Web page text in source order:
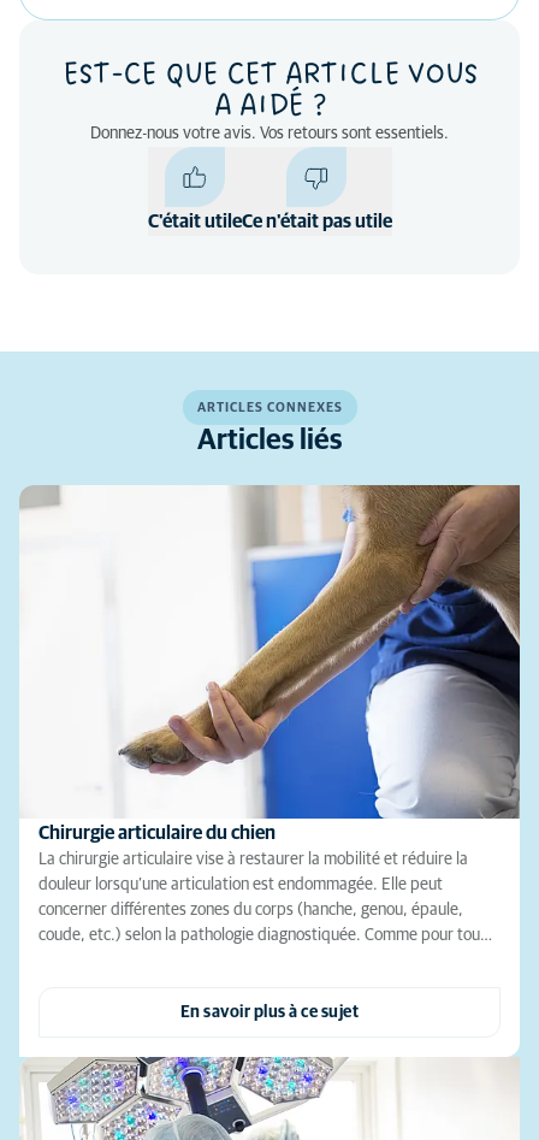
EST-CE QUE CET ARTICLE VOUS
A AIDÉ ?
Donnez-nous votre avis. Vos retours sont essentiels.
C'était utileCe n'était pas utile
ARTICLES CONNEXES
Articles liés
Chirurgie articulaire du chien
La chirurgie articulaire vise à restaurer la mobilité et réduire la
douleur lorsqu’une articulation est endommagée. Elle peut
concerner différentes zones du corps (hanche, genou, épaule,
coude, etc.) selon la pathologie diagnostiquée. Comme pour tou…
En savoir plus à ce sujet